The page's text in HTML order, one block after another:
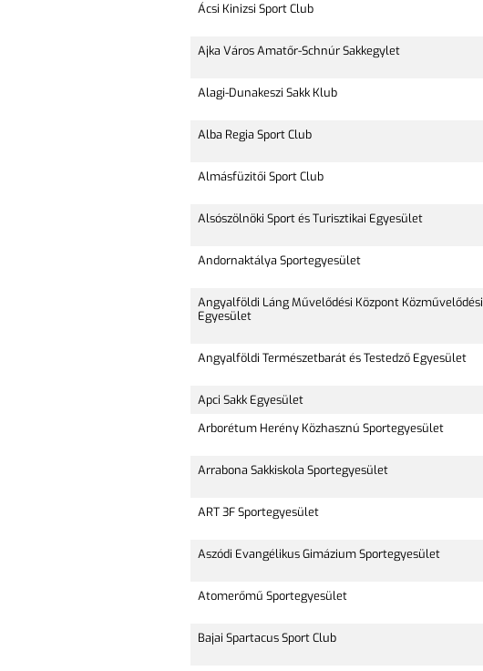
Ácsi Kinizsi Sport Club
Ajka Város Amatőr-Schnúr Sakkegylet
Alagi-Dunakeszi Sakk Klub
Alba Regia Sport Club
Almásfüzitői Sport Club
Alsószölnöki Sport és Turisztikai Egyesület
Andornaktálya Sportegyesület
Angyalföldi Láng Művelődési Központ Közművelődési
Egyesület
Angyalföldi Természetbarát és Testedző Egyesület
Apci Sakk Egyesület
Arborétum Herény Közhasznú Sportegyesület
Arrabona Sakkiskola Sportegyesület
ART 3F Sportegyesület
Aszódi Evangélikus Gimázium Sportegyesület
Atomerőmű Sportegyesület
Bajai Spartacus Sport Club